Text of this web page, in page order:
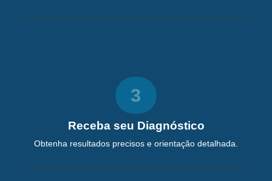
3
Receba seu Diagnóstico
Obtenha resultados precisos e orientação detalhada.